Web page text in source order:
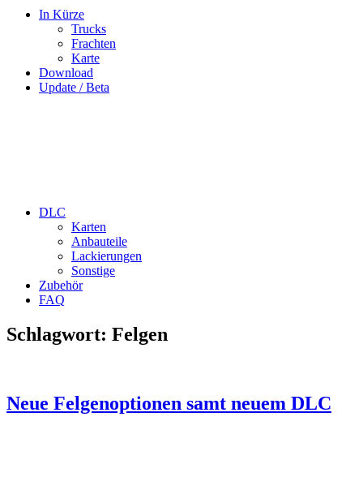
In Kürze
Trucks
Frachten
Karte
Download
Update / Beta
DLC
Karten
Anbauteile
Lackierungen
Sonstige
Zubehör
FAQ
Schlagwort: Felgen
Neue Felgenoptionen samt neuem DLC